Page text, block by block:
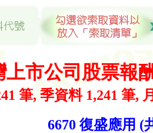
上市公司股票報
筆, 季資料 1,241 筆,
6670 復盛應用 (